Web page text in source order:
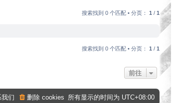
搜索找到 0 个匹配 • 分页： 1 / 1
搜索找到 0 个匹配 • 分页： 1 / 1
前往
所有显示的时间为 UTC+08:00
删除 cookies
们